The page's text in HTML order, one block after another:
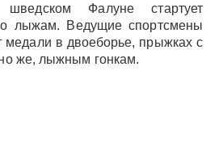
Фалуне стартует
лыжам. Ведущие спортсмены
медали в двоеборье, прыжках с
же, лыжным гонкам.